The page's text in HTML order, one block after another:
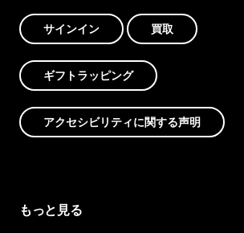
サインイン 買取
ギフトラッピング
アクセシビリティに関する声明
もっと見る